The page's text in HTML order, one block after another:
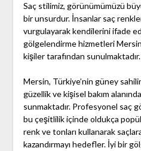
Saç stilimiz, görünümümüzü
bir unsurdur. İnsanlar saç
vurgulayarak kendilerini ifade
gölgelendirme hizmetleri
kişiler tarafından sunulmaktadır.
Mersin, Türkiye’nin güney
güzellik ve kişisel bakım
sunmaktadır. Profesyonel saç
bu çeşitlilik içinde oldukça
renk ve tonları kullanarak
kazandırmayı hedefler. İyi bir